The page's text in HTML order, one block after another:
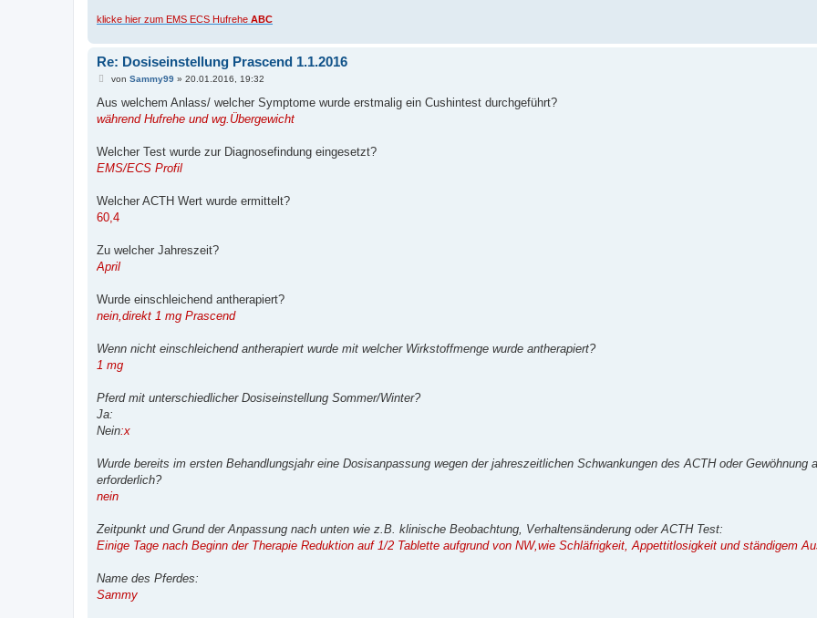
klicke hier zum EMS ECS Hufrehe ABC
Re: Dosiseinstellung Prascend 1.1.2016
B
r
von Sammy99» 20.01.2016, 19:32
Aus welchem Anlass/ welcher Symptome wurde erstmalig ein Cushintest durchgeführt?
während Hufrehe und wg.Übergewicht
Welcher Test wurde zur Diagnosefindung eingesetzt?
EMS/ECS Profil
Welcher ACTH Wert wurde ermittelt?
60,4
Zu welcher Jahreszeit?
April
Wurde einschleichend antherapiert?
nein,direkt 1 mg Prascend
Wenn nicht einschleichend antherapiert wurde mit welcher Wirkstoffmenge wurde antherapiert?
1 mg
Pferd mit unterschiedlicher Dosiseinstellung Sommer/Winter?
Ja:
Nein:x
Wurde bereits im ersten Behandlungsjahr eine Dosisanpassung wegen der jahreszeitlichen Schwankungen des ACTH oder Gewöhnung
erforderlich?
nein
Zeitpunkt und Grund der Anpassung nach unten wie z.B. klinische Beobachtung, Verhaltensänderung oder ACTH Test:
Einige Tage nach Beginn der Therapie Reduktion auf 1/2 Tablette aufgrund von NW,wie Schläfrigkeit, Appettitlosigkeit und ständigem
Name des Pferdes:
Sammy